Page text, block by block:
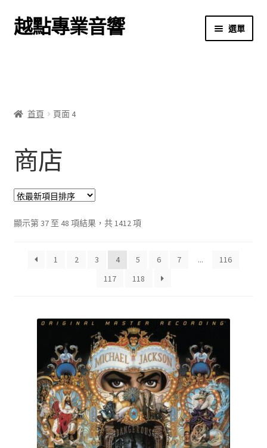
跳
至
跳
至
越點專業音響 選單
關於我們
我的帳號
首頁 頁面 4
商店
顯示第 37 至 48 項結果，共 1412 項依
目
1 2 3 4 5 6 7 ...
116
117
118